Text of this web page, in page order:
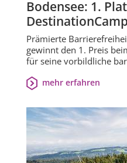
Bodensee: 1.
Prämierte
gewinnt den 1. Preis
für seine vorbildliche
mehr erfahren